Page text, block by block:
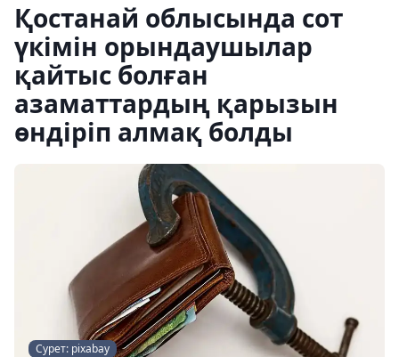
Қостанай облысында сот
үкімін орындаушылар
қайтыс болған
азаматтардың қарызын
өндіріп алмақ болды
Сурет: pixabay